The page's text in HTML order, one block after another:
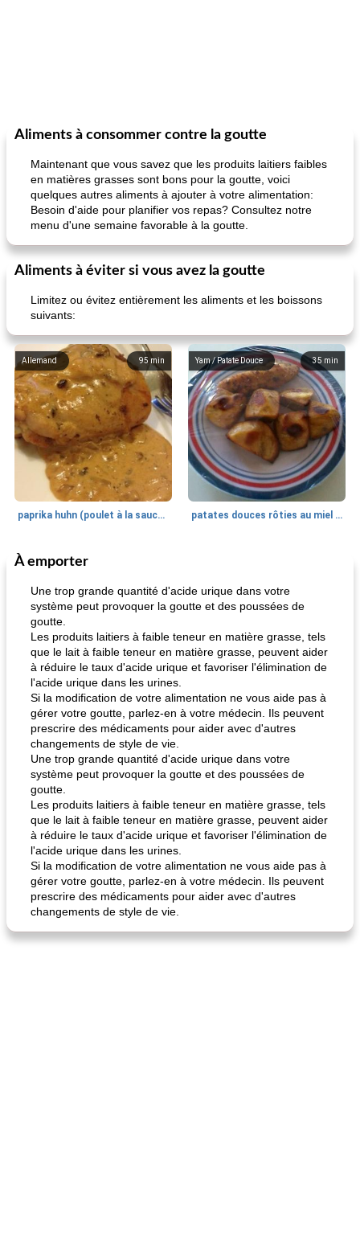
Aliments à consommer contre la goutte
Maintenant que vous savez que les produits laitiers faibles
en matières grasses sont bons pour la goutte, voici
quelques autres aliments à ajouter à votre alimentation:
Besoin d'aide pour planifier vos repas? Consultez notre
menu d'une semaine favorable à la goutte.
Aliments à éviter si vous avez la goutte
Limitez ou évitez entièrement les aliments et les boissons
suivants:
95 min
Allemand
paprika huhn (poulet à la sauce paprika).
35 min
Yam / Patate Douce
patates douces rôties au miel / kumara
Petit déjeuner et brunch
quinoa petit déjeuner méditerranéen
À emporter
Une trop grande quantité d'acide urique dans votre
système peut provoquer la goutte et des poussées de
goutte.
Les produits laitiers à faible teneur en matière grasse, tels
que le lait à faible teneur en matière grasse, peuvent aider
à réduire le taux d'acide urique et favoriser l'élimination de
l'acide urique dans les urines.
Si la modification de votre alimentation ne vous aide pas à
gérer votre goutte, parlez-en à votre médecin. Ils peuvent
prescrire des médicaments pour aider avec d'autres
changements de style de vie.
Une trop grande quantité d'acide urique dans votre
système peut provoquer la goutte et des poussées de
goutte.
Les produits laitiers à faible teneur en matière grasse, tels
que le lait à faible teneur en matière grasse, peuvent aider
à réduire le taux d'acide urique et favoriser l'élimination de
l'acide urique dans les urines.
Si la modification de votre alimentation ne vous aide pas à
gérer votre goutte, parlez-en à votre médecin. Ils peuvent
prescrire des médicaments pour aider avec d'autres
changements de style de vie.